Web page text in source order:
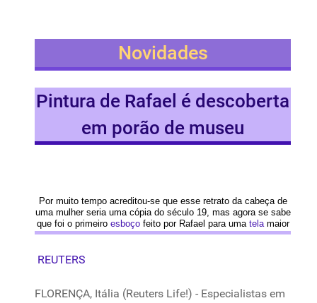
Novidades
Pintura de Rafael é descoberta
em porão de museu
Por muitotempo acreditou-se que esse retrato da cabeçade
uma mulher seria uma cópiado século19, mas agora se sabe
que foi o primeiro esboço feito porRafael para uma telamaior
REUTERS
FLORENÇA, Itália (Reuters Life!) - Especialistas em